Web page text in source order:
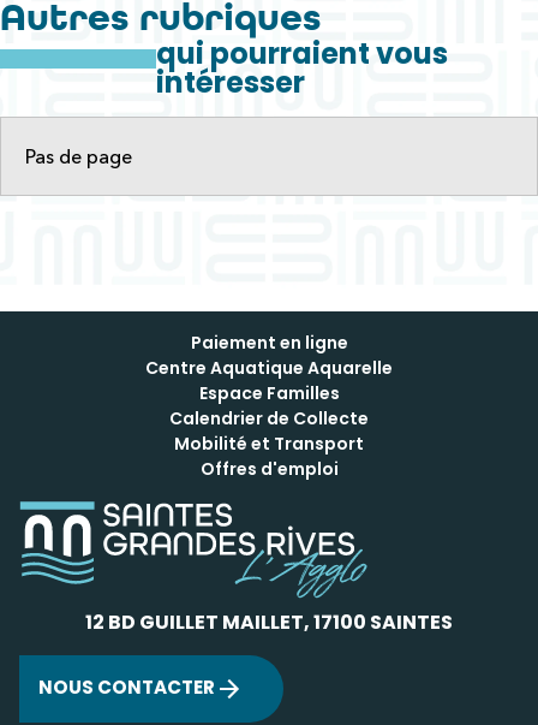
Autres rubriques
qui pourraient vous
intéresser
Pas de page
Paiement en ligne
Centre Aquatique Aquarelle
Espace Familles
Calendrier de Collecte
Mobilité et Transport
Offres d'emploi
12 BD GUILLET MAILLET, 17100 SAINTES
NOUS CONTACTER